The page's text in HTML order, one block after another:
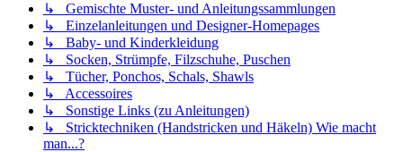
↳ Gemischte Muster- und Anleitungssammlungen
↳ Einzelanleitungen und Designer-Homepages
↳ Baby- und Kinderkleidung
↳ Socken, Strümpfe, Filzschuhe, Puschen
↳ Tücher, Ponchos, Schals, Shawls
↳ Accessoires
↳ Sonstige Links (zu Anleitungen)
↳ Stricktechniken (Handstricken und Häkeln) Wie macht
man...?